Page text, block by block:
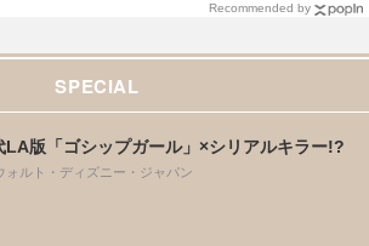
Recommended by
SPECIAL
LA版「ゴシップガール」×シリアルキラー!?
ォルト・ディズニー・ジャパン